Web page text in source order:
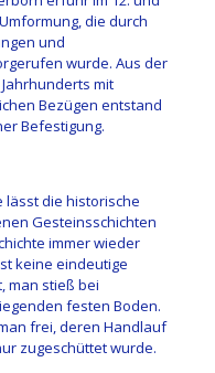
die durch
und
wurde. Aus der
mit
Bezügen entstand
Befestigung.
lässt die historische
Gesteinsschichten
immer wieder
keine eindeutige
man stieß bei
festen Boden.
frei, deren Handlauf
zugeschüttet wurde.